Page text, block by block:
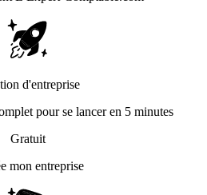
d'entreprise
pour se lancer en 5 minutes
Gratuit
mon entreprise